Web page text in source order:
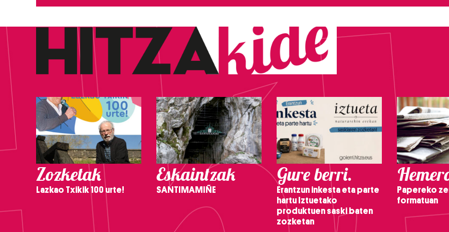
Zozketak
Lazkao Txikik 100 urte!
Eskaintzak
SANTIMAMIÑE
Gure berri.
Erantzun inkesta eta parte
hartu Iztuetako
produktuen saski baten
zozketan
Papereko
formatuan